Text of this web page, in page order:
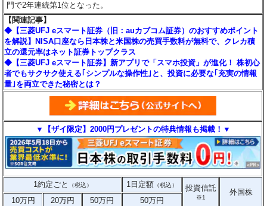
門で2年連続第1位となった。
【関連記事】
◆【三菱UFJ eスマート証券（旧：auカブコム証券）のおすすめポイント
を解説】NISA口座なら日本株と米国株の売買手数料が無料で、クレカ積
立の還元率はネット証券トップクラス
◆【三菱UFJ eスマート証券】新アプリで「スマホ投資」が進化！ 株初心
者でもサクサク使える｢シンプルな操作性｣と、投資に必要な｢充実の情報
量｣を両立できた秘密とは？
▼【ザイ限定】2000円プレゼントの特典情報も掲載！▼
1約定ごと （税込） 1日定額 （税込） 投資信託
※1
外国株
10万円
20万円 50万円 50万円